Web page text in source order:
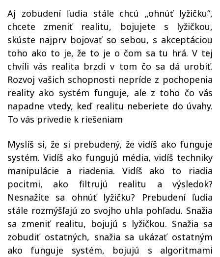
Aj zobudení ľudia stále chcú „ohnúť lyžičku“,
chcete zmeniť realitu, bojujete s lyžičkou,
skúste najprv bojovať so sebou, s akceptáciou
toho ako to je, že to je o čom sa tu hrá. V tej
chvíli vás realita brzdi v tom čo sa dá urobiť.
Rozvoj vašich schopnosti nepríde z pochopenia
reality ako systém funguje, ale z toho čo vás
napadne vtedy, keď realitu neberiete do úvahy.
To vás privedie k riešeniam
Myslíš si, že si prebudený, že vidíš ako funguje
systém. Vidíš ako fungujú média, vidíš techniky
manipulácie a riadenia. Vidíš ako to riadia
pocitmi, ako filtrujú realitu a výsledok?
Nesnažíte sa ohnúť lyžičku? Prebudení ľudia
stále rozmýšľajú zo svojho uhla pohľadu. Snažia
sa zmeniť realitu, bojujú s lyžičkou. Snažia sa
zobudiť ostatných, snažia sa ukázať ostatným
ako funguje systém, bojujú s algoritmami